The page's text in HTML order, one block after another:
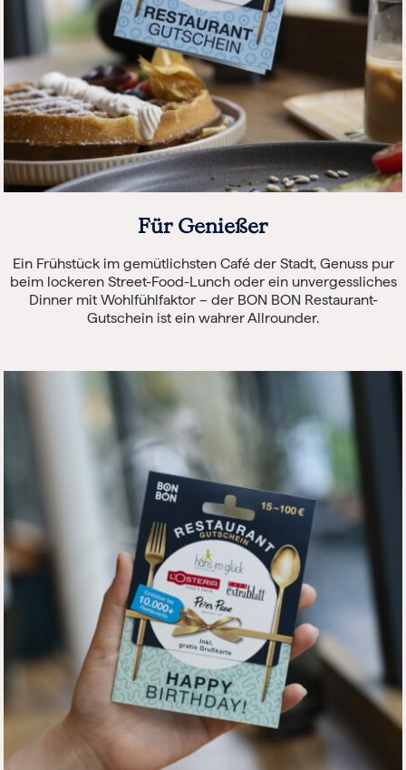
Für Genießer
Ein Frühstück im gemütlichsten Café der Stadt, Genuss pur
beim lockeren Street-Food-Lunch oder ein unvergessliches
Dinner mit Wohlfühlfaktor – der BON BON Restaurant-
Gutschein ist ein wahrer Allrounder.